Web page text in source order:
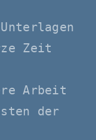
Zeit
Arbeit
der